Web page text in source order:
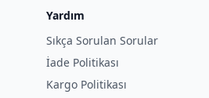
Yardım
Sıkça Sorulan Sorular
İade Politikası
Kargo Politikası